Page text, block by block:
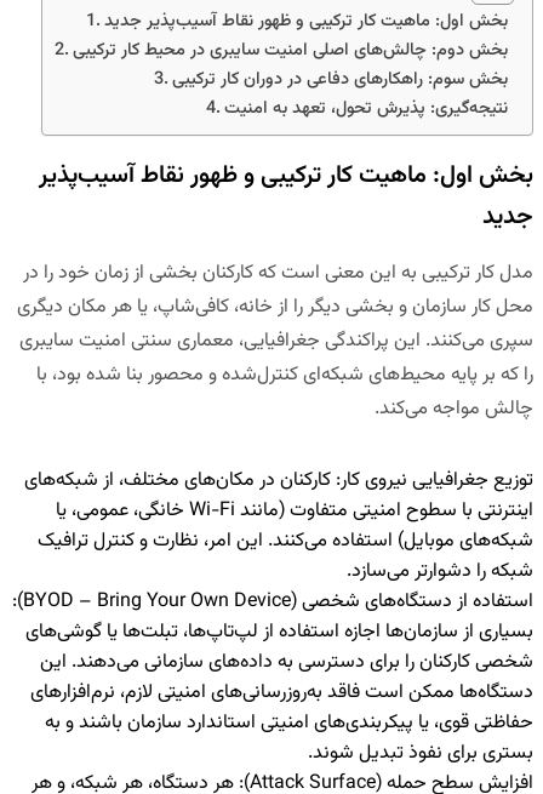
بخش اول: ماهیت کار ترکیبی و ظهور نقاط آسیب‌پذیر جدید
بخش دوم: چالش‌های اصلی امنیت سایبری در محیط کار ترکیبی
بخش سوم: راهکارهای دفاعی در دوران کار ترکیبی
نتیجه‌گیری: پذیرش تحول، تعهد به امنیت
بخش اول: ماهیت کار ترکیبی و ظهور نقاط آسیب‌پذیر
جدید
مدل کار ترکیبی به این معنی است که کارکنان بخشی از زمان خود را در
محل کار سازمان و بخشی دیگر را از خانه، کافی‌شاپ، یا هر مکان دیگری
سپری می‌کنند. این پراکندگی جغرافیایی، معماری سنتی امنیت سایبری
را که بر پایه محیط‌های شبکه‌ای کنترل‌شده و محصور بنا شده بود، با
چالش مواجه می‌کند.
توزیع جغرافیایی نیروی کار: کارکنان در مکان‌های مختلف، از شبکه‌های
اینترنتی با سطوح امنیتی متفاوت (مانند Wi-Fi خانگی، عمومی، یا
شبکه‌های موبایل) استفاده می‌کنند. این امر، نظارت و کنترل ترافیک
شبکه را دشوارتر می‌سازد.
استفاده از دستگاه‌های شخصی (BYOD – Bring Your Own Device
):
بسیاری از سازمان‌ها اجازه استفاده از لپ‌تاپ‌ها، تبلت‌ها یا گوشی‌های
شخصی کارکنان را برای دسترسی به داده‌های سازمانی می‌دهند. این
دستگاه‌ها ممکن است فاقد به‌روزرسانی‌های امنیتی لازم، نرم‌افزارهای
حفاظتی قوی، یا پیکربندی‌های امنیتی استاندارد سازمان باشند و به
بستری برای نفوذ تبدیل شوند.
افزایش سطح حمله (Attack Surface
): هر دستگاه، هر شبکه، و هر